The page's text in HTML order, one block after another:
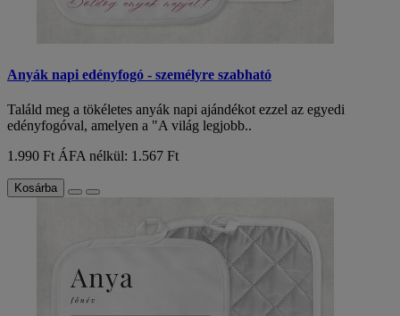
Anyák napi edényfogó - személyre szabható
Találd meg a tökéletes anyák napi ajándékot ezzel az egyedi
edényfogóval, amelyen a "A világ legjobb..
1.990 Ft ÁFA nélkül: 1.567 Ft
Kosárba